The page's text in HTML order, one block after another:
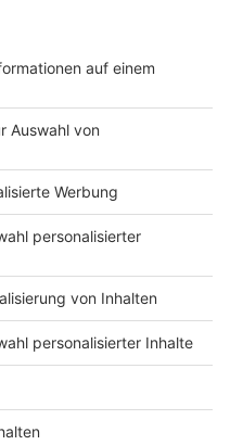
haben. Sie verrät
findet,
Queeren Bubble ist
es mit
Sperma auf
Podcast
sales@julep.de Wir
im
mit dem
unserer Podcasts
der Daten
lets-dance-
Unsere
Tanzpartnerin
haben. Sie
Cast ganz attraktiv
Teil der Queeren
Sperma
im
unserer
automatischen
wollen,
00:00 / 20min
Newsletter